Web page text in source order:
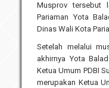
Musprov tersebut
Pariaman Yota
Dinas Wali Kota
Setelah melalui
akhirnya Yota
Ketua Umum PDBI
merupakan Ketua